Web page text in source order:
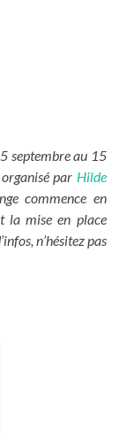
septembre au 15
par Hilde
commence en
la mise en place
n’hésitez pas